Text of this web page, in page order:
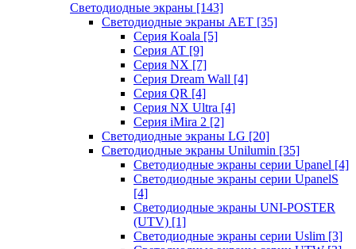
Светодиодные экраны [143]
Светодиодные экраны AET [35]
Cерия Koala [5]
Серия AT [9]
Серия NX [7]
Серия Dream Wall [4]
Серия QR [4]
Серия NX Ultra [4]
Серия iMira 2 [2]
Светодиодные экраны LG [20]
Светодиодные экраны Unilumin [35]
Светодиодные экраны серии Upanel [4]
Светодиодные экраны серии UpanelS
[4]
Светодиодные экраны UNI-POSTER
(UTV) [1]
Светодиодные экраны серии Uslim [3]